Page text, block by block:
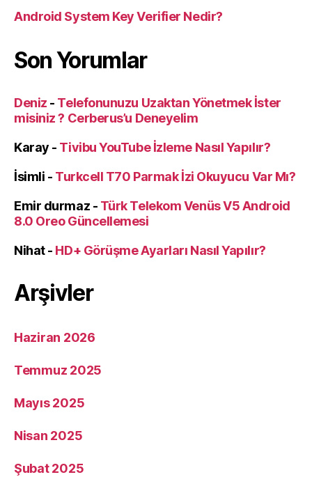
Android System Key Verifier Nedir?
Son Yorumlar
Deniz - Telefonunuzu Uzaktan Yönetmek İster
misiniz ? Cerberus’u Deneyelim
Karay - Tivibu YouTube İzleme Nasıl Yapılır?
İsimli - Turkcell T70 Parmak İzi Okuyucu Var Mı?
Emir durmaz - Türk Telekom Venüs V5 Android
8.0 Oreo Güncellemesi
Nihat- HD+ Görüşme Ayarları Nasıl Yapılır?
Arşivler
Haziran 2026
Temmuz 2025
Mayıs 2025
Nisan 2025
Şubat 2025